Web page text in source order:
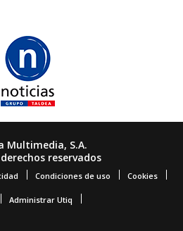
Multimedia, S.A.
reservados
Condiciones de uso Cookies
Administrar Utiq